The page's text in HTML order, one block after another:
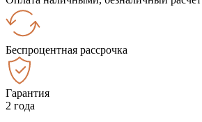
Беспроцентная рассрочка
Гарантия
2 года